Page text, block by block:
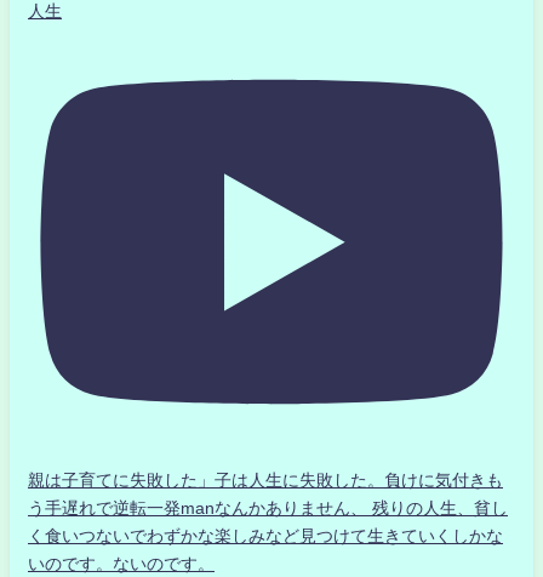
人生
親は子育てに失敗した」子は人生に失敗した。負けに気付きも
う手遅れで逆転一発manなんかありません、 残りの人生、貧し
く食いつないでわずかな楽しみなど見つけて生きていくしかな
いのです。ないのです。